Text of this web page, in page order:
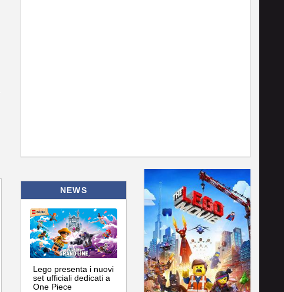
NEWS
Lego presenta i nuovi
set ufficiali dedicati a
One Piece